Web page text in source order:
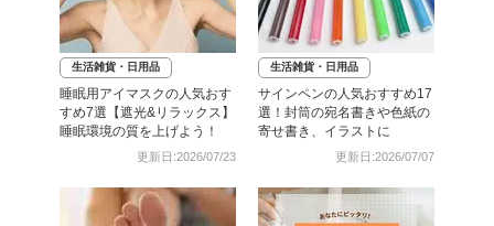
生活雑貨・日用品
睡眠用アイマスクの人気おす
すめ7選【遮光&リラックス】
睡眠環境の質を上げよう！
更新日:2026/07/23
生活雑貨・日用品
サインペンの人気おすすめ17
選！封筒の宛名書きや色紙の
寄せ書き、イラストに
更新日:2026/07/07